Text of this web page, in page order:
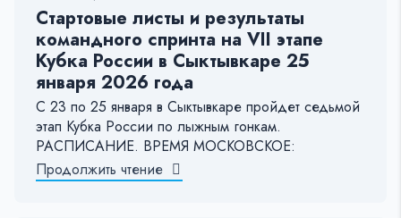
Стартовые листы и результаты
командного спринта на VII этапе
Кубка России в Сыктывкаре 25
января 2026 года
С 23 по 25 января в Сыктывкаре пройдет седьмой
этап Кубка России по лыжным гонкам.
РАСПИСАНИЕ. ВРЕМЯ МОСКОВСКОЕ:
Продолжить чтение